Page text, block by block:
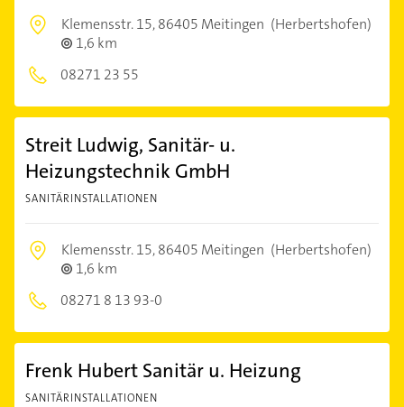
Klemensstr. 15,86405 Meitingen (Herbertshofen)
1,6 km
08271 23 55
Streit Ludwig, Sanitär- u.
Heizungstechnik GmbH
SANITÄRINSTALLATIONEN
Klemensstr. 15,86405 Meitingen (Herbertshofen)
1,6 km
08271 8 13 93-0
Frenk Hubert Sanitär u. Heizung
SANITÄRINSTALLATIONEN